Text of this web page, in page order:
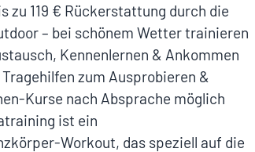
zu 119 € Rückerstattung durch die
– bei schönem Wetter trainieren
Kennenlernen & Ankommen
zum Ausprobieren &
Kurse nach Absprache möglich
ist ein
Workout, das speziell auf die